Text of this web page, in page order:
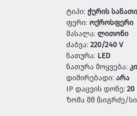
ტიპი: ჭერის სანათი
ფერი: ოქროსფერი
მასალა: ლითონი
ძაბვა: 220/240 V
ნათურა: LED
ნათურა მოყვება: კი
დიმირებადი: არა
IP დაცვის დონე: 20
ზომა მმ (სიგრძე/